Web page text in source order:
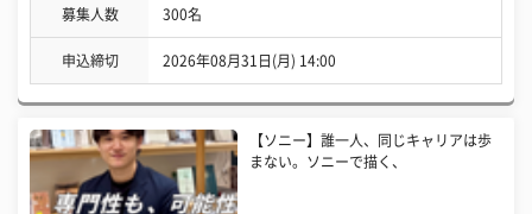
募集人数 300名
申込締切 2026年08月31日(月) 14:00
【ソニー】誰一人、同じキャリアは歩
まない。ソニーで描く、